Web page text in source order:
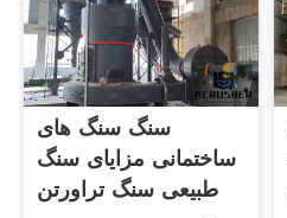
سنگ سنگ های
ساختمانی مزایای سنگ
طبیعی سنگ تراورتن